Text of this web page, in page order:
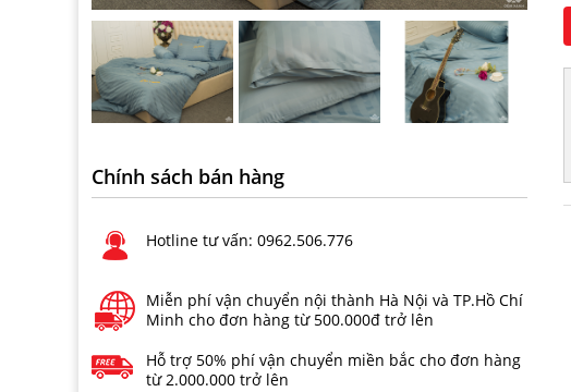
Chính sách bán hàng
Hotline tư vấn: 0962.506.776
Miễn phí vận chuyển nội thành Hà Nội và TP.Hồ Chí
Minh cho đơn hàng từ 500.000đ trở lên
Hỗ trợ 50% phí vận chuyển miền bắc cho đơn hàng
từ 2.000.000 trở lên